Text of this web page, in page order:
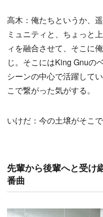
高木：俺たちというか、
ミュニティと、ちょっと
ィを融合させて、そこに
じ。そこにはKing Gnuの
シーンの中心で活躍して
こで繋がった気がする。
いけだ：今の土壌がそこ
先輩から後輩へと受け
番曲